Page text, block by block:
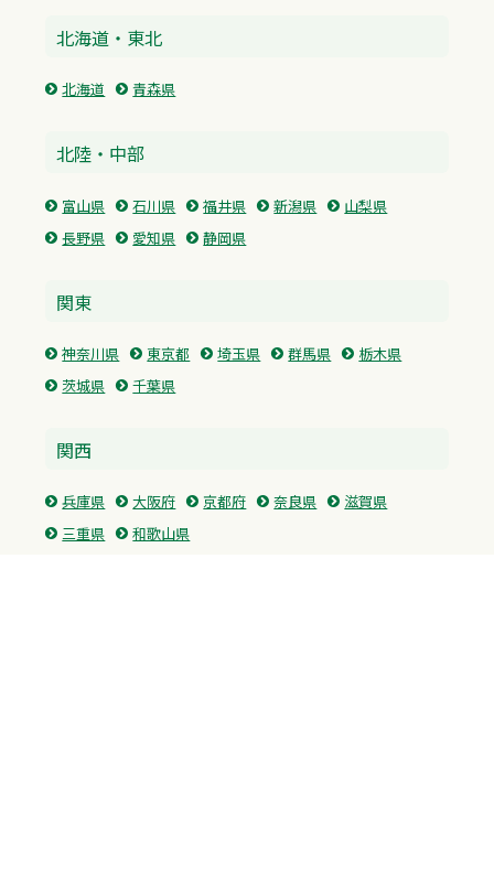
北海道・東北
北海道 青森県
北陸・中部
富山県 石川県 福井県 新潟県
山梨県
長野県
愛知県 静岡県
関東
神奈川県 東京都 埼玉県 群馬県
栃木県
茨城県
千葉県
関西
兵庫県 大阪府 京都府 奈良県
滋賀県
三重県
和歌山県